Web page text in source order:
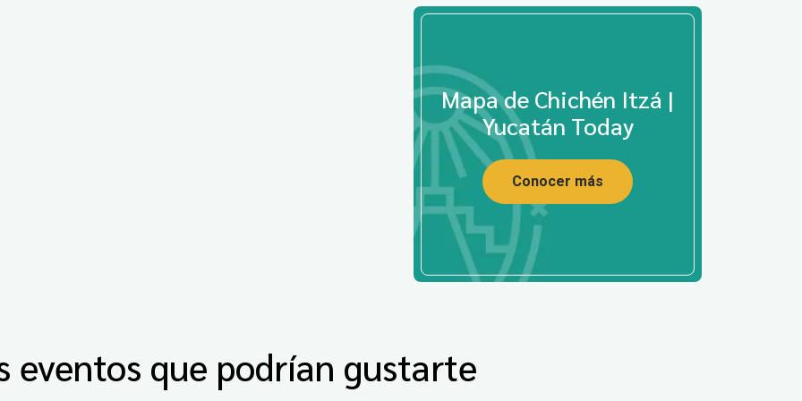
Mapa de Chichén Itzá |
Yucatán Today
Conocer más
eventos que podrían gustarte